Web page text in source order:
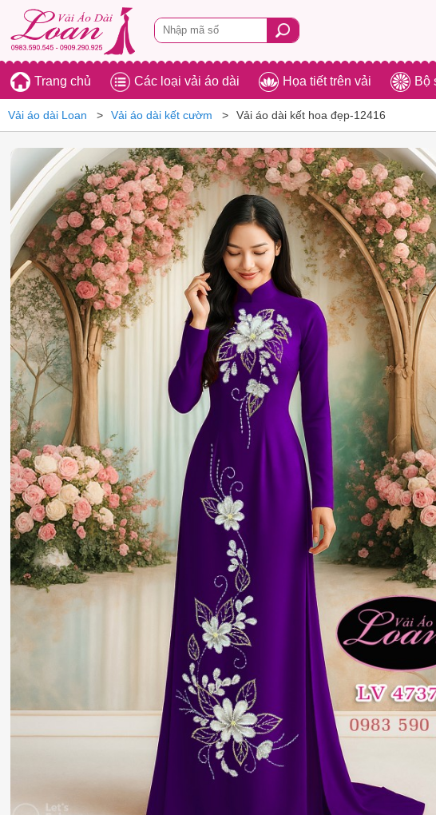
Trang chủ Các loại vải áo dài Họa tiết trên vải Bộ
Vải áo dài Loan Vải áo dài kết cườm Vải áo dài kết hoa đẹp-12416